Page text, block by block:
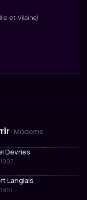
et-Vilaine)
· Moderne
Devries
Langlais